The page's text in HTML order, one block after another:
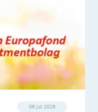
08 jul 2026